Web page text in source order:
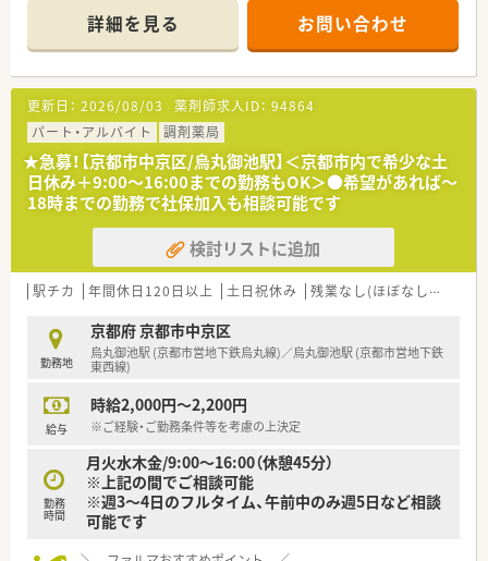
思いから、店舗への最新調剤機器の導入を推進しております。
ックなどから複数の処方箋を応需しています
■外来の他に在宅医療の対応も行っています
■空気清浄機の設置や消毒液・パーテーションの設置等で感染症
対策にも注力されています！
詳細を見る お問い合わせ
更新日： 2026/08/03 薬剤師求人ID： 94864
パート・アルバイト
調剤薬局
★急募！【京都市中京区/烏丸御池駅】＜京都市内で希少な土
日休み＋9:00～16:00までの勤務もOK＞●希望があれば～
18時までの勤務で社保加入も相談可能です
検討リストに追加
駅チカ 年間休日120日以上 土日祝休み 残業なし(ほぼなし含む)
勤務地
京都府 京都市中京区
烏丸御池駅 (京都市営地下鉄烏丸線)／烏丸御池駅 (京都市営地下鉄
東西線)
給与
時給2,000円～2,200円
※ご経験・ご勤務条件等を考慮の上決定
勤務
時間
月火水木金/9:00～16:00（休憩45分）
※上記の間でご相談可能
※週3～4日のフルタイム、午前中のみ週5日など相談
可能です